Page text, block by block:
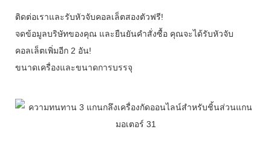
ติดต่อเราและรับหัวจับคอลเล็ตสองตัวฟรี!
จดข้อมูลบริษัทของคุณ และยืนยันคำสั่งซื้อ คุณจะได้รับหัวจับ
คอลเล็ตเพิ่มอีก 2 อัน!
ขนาดเครื่องและขนาดการบรรจุ